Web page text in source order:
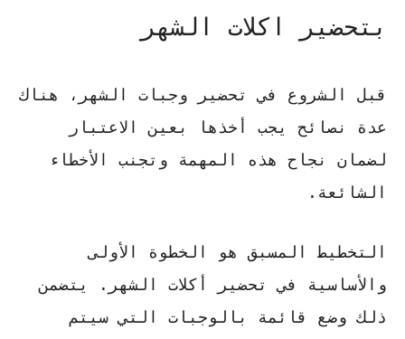
بتحضير اكلات الشهر
قبل الشروع في تحضير وجبات الشهر، هناك
عدة نصائح يجب أخذها بعين الاعتبار
لضمان نجاح هذه المهمة وتجنب الأخطاء
الشائعة.
التخطيط المسبق هو الخطوة الأولى
والأساسية في تحضير أكلات الشهر. يتضمن
ذلك وضع قائمة بالوجبات التي سيتم